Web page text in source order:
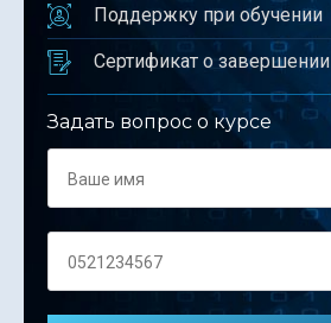
Поддержку при обучении
Сертификат о завершении
Задать вопрос о курсе